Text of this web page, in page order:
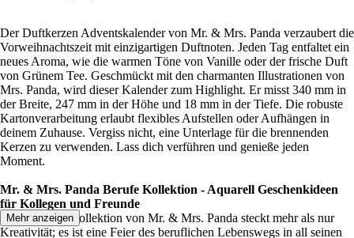
Der Duftkerzen Adventskalender von Mr. & Mrs. Panda verzaubert die
Vorweihnachtszeit mit einzigartigen Duftnoten. Jeden Tag entfaltet ein
neues Aroma, wie die warmen Töne von Vanille oder der frische Duft
von Grünem Tee. Geschmückt mit den charmanten Illustrationen von
Mrs. Panda, wird dieser Kalender zum Highlight. Er misst 340 mm in
der Breite, 247 mm in der Höhe und 18 mm in der Tiefe. Die robuste
Kartonverarbeitung erlaubt flexibles Aufstellen oder Aufhängen in
deinem Zuhause. Vergiss nicht, eine Unterlage für die brennenden
Kerzen zu verwenden. Lass dich verführen und genieße jeden
Moment.
Mr. & Mrs. Panda Berufe Kollektion - Aquarell Geschenkideen
für Kollegen und Freunde
In der Berufe Kollektion von Mr. & Mrs. Panda steckt mehr als nur
Kreativität; es ist eine Feier des beruflichen Lebenswegs in all seinen
Mehr anzeigen